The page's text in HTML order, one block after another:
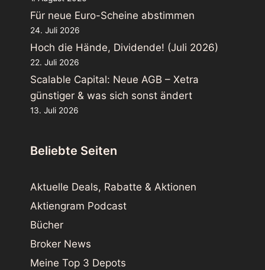
Für neue Euro-Scheine abstimmen
24. Juli 2026
Hoch die Hände, Dividende! (Juli 2026)
22. Juli 2026
Scalable Capital: Neue AGB – Xetra
günstiger & was sich sonst ändert
13. Juli 2026
Beliebte Seiten
Aktuelle Deals, Rabatte & Aktionen
Aktiengram Podcast
Bücher
Broker News
Meine Top 3 Depots